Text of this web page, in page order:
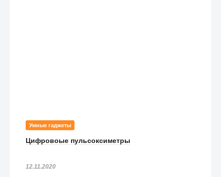
Умные гаджеты
Цифровоые пульсоксиметры
12.11.2020